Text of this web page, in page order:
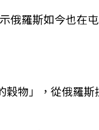
俄羅斯如今也在
穀物」，從俄羅斯